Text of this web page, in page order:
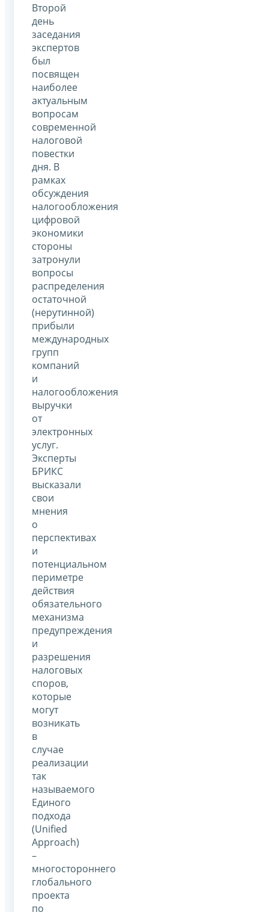
Второй
день
заседания
экспертов
был
посвящен
наиболее
актуальным
вопросам
современной
налоговой
повестки
дня. В
рамках
обсуждения
налогообложения
цифровой
экономики
стороны
затронули
вопросы
распределения
остаточной
(нерутинной)
прибыли
международных
групп
компаний
и
налогообложения
выручки
от
электронных
услуг.
Эксперты
БРИКС
высказали
свои
мнения
о
перспективах
и
потенциальном
периметре
действия
обязательного
механизма
предупреждения
и
разрешения
налоговых
споров,
которые
могут
возникать
в
случае
реализации
так
называемого
Единого
подхода
(Unified
Approach)
–
многостороннего
глобального
проекта
по